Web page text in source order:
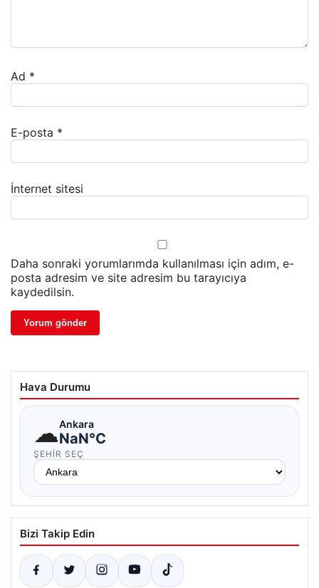
Ad *
E-posta *
İnternet sitesi
Daha sonraki yorumlarımda kullanılması için adım, e-
posta adresim ve site adresim bu tarayıcıya
kaydedilsin.
Hava Durumu
☁Ankara
NaN°C
ŞEHIR SEÇ
Bizi Takip Edin